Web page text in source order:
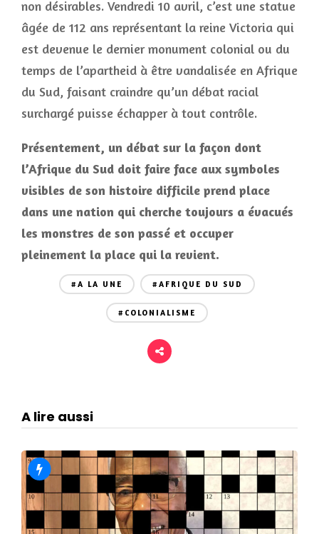
non désirables. Vendredi 10 avril, c’est une statue
âgée de 112 ans représentant la reine Victoria qui
est devenue le dernier monument colonial ou du
temps de l’apartheid à être vandalisée en Afrique
du Sud, faisant craindre qu’un débat racial
surchargé puisse échapper à tout contrôle.
Présentement, un débat sur la façon dont
l’Afrique du Sud doit faire face aux symboles
visibles de son histoire difficile prend place
dans une nation qui cherche toujours a évacués
les monstres de son passé et occuper
pleinement la place qui la revient.
#A LA UNE #AFRIQUE DU SUD
#COLONIALISME
A lire aussi